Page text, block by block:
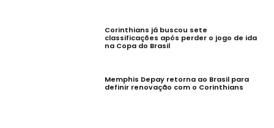
Corinthians já buscou sete
classificações após perder o jogo de ida
na Copa do Brasil
Memphis Depay retorna ao Brasil para
definir renovação com o Corinthians